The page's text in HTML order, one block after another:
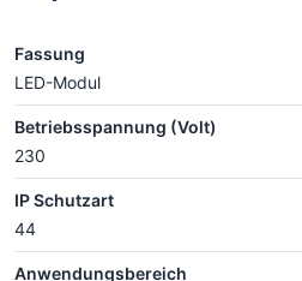
Fassung
LED-Modul
Betriebsspannung (Volt)
230
IP Schutzart
44
Anwendungsbereich